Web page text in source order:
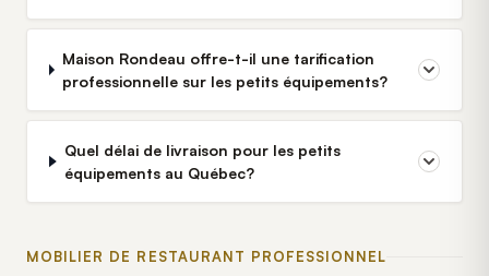
Maison Rondeau offre-t-il une tarification
professionnelle sur les petits équipements?
Quel délai de livraison pour les petits
équipements au Québec?
MOBILIER DE RESTAURANT PROFESSIONNEL